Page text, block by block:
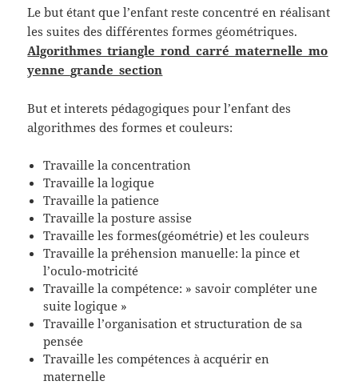
Le but étant que l’enfant reste concentré en réalisant
les suites des différentes formes géométriques.
Algorithmes_triangle_rond_carré_maternelle_mo
yenne_grande_section
But et interets pédagogiques pour l’enfant des
algorithmes des formes et couleurs:
Travaille la concentration
Travaille la logique
Travaille la patience
Travaille la posture assise
Travaille les formes(géométrie) et les couleurs
Travaille la préhension manuelle: la pince et
l’oculo-motricité
Travaille la compétence: » savoir compléter une
suite logique »
Travaille l’organisation et structuration de sa
pensée
Travaille les compétences à acquérir en
maternelle